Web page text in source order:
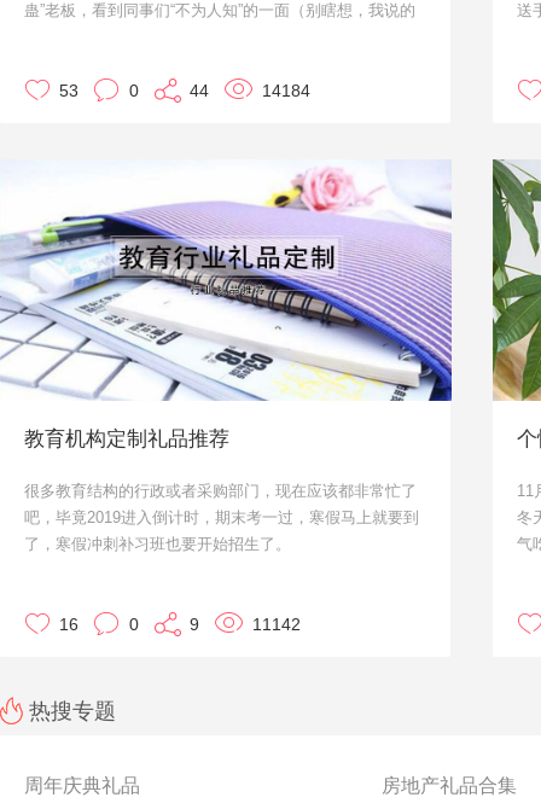
蛊”老板，看到同事们“不为人知”的一面（别瞎想，我说的
“阳光普照”奖由于数量多，一般对于这个奖项单个奖品的
53 0 44 14184
送
加
会
今
吧
教育机构定制礼品推荐
很多教育结构的行政或者采购部门，现在应该都非常忙了
吧，毕竟2019进入倒计时，期末考一过，寒假马上就要到
了，寒假冲刺补习班也要开始招生了。
品，一定程度上也对报课情况有积极的作用。
学习成绩提高，学员也会更愿意长期在机构参与培训班
16 0 9 11142
11
冬
气
给
热搜专题
周年庆典礼品 房地产礼品合集